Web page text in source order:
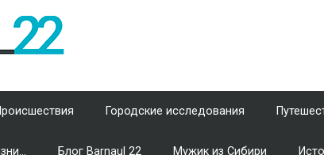
Городские исследования
Блог Barnaul 22 Мужик из Сибири